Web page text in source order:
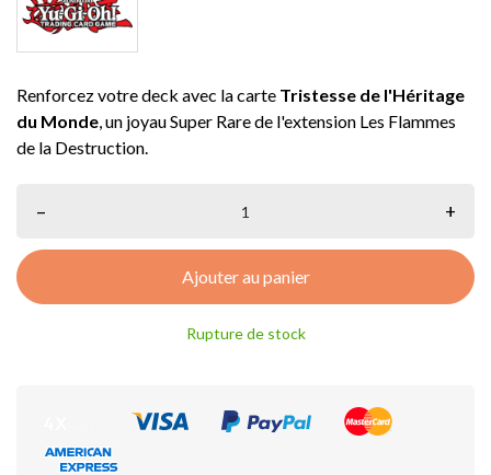
Renforcez votre deck avec la carte Tristesse de l'Héritage
du Monde, un joyau Super Rare de l'extension Les Flammes
de la Destruction.
– +
Ajouter au panier
Rupture de stock